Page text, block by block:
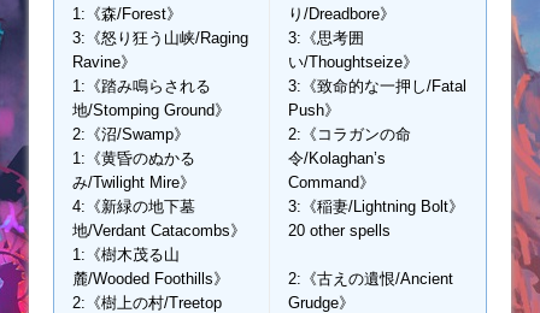
1:《森/Forest》
3:《怒り狂う山峡/Raging
Ravine》
1:《踏み鳴らされる
地/Stomping Ground》
2:《沼/Swamp》
1:《黄昏のぬかる
み/Twilight Mire》
4:《新緑の地下墓
地/Verdant Catacombs》
1:《樹木茂る山
麓/Wooded Foothills》
2:《樹上の村/Treetop
り/Dreadbore》
3:《思考囲
い/Thoughtseize》
3:《致命的な一押し/Fatal
Push》
2:《コラガンの命
令/Kolaghan’s
Command》
3:《稲妻/Lightning Bolt》
20 other spells
2:《古えの遺恨/Ancient
Grudge》